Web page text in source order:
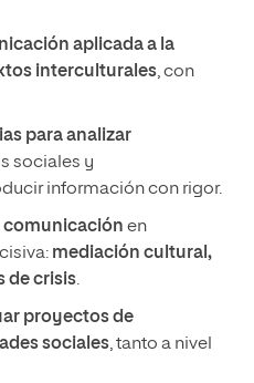
aplicada a la
interculturales, con
para analizar
sociales y
información con rigor.
comunicación en
mediación cultural,
de crisis.
proyectos de
sociales, tanto a nivel